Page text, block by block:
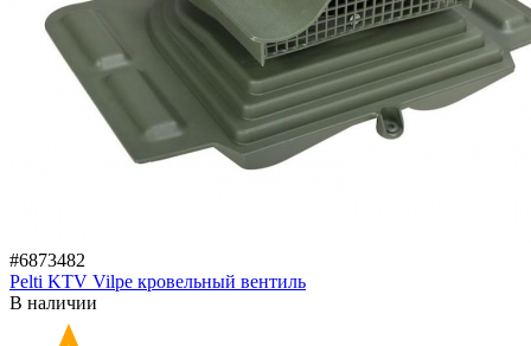
#6873482
Pelti KTV Vilpe кровельный вентиль
В наличии